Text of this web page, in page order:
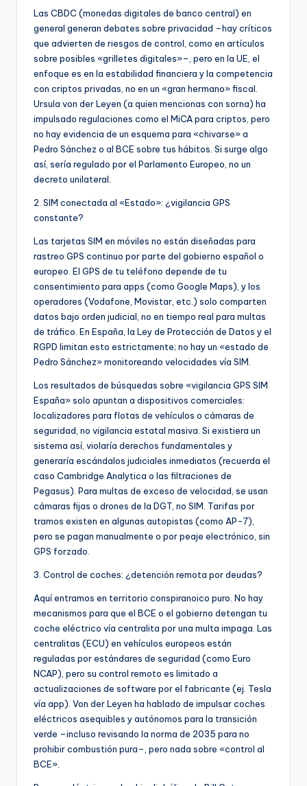
Las CBDC (monedas digitales de banco central) en
general generan debates sobre privacidad –hay críticos
que advierten de riesgos de control, como en artículos
sobre posibles «grilletes digitales»–, pero en la UE, el
enfoque es en la estabilidad financiera y la competencia
con criptos privadas, no en un «gran hermano» fiscal.
Ursula von der Leyen (a quien mencionas con sorna) ha
impulsado regulaciones como el MiCA para criptos, pero
no hay evidencia de un esquema para «chivarse» a
Pedro Sánchez o al BCE sobre tus hábitos. Si surge algo
así, sería regulado por el Parlamento Europeo, no un
decreto unilateral.
2. SIM conectada al «Estado»: ¿vigilancia GPS
constante?
Las tarjetas SIM en móviles no están diseñadas para
rastreo GPS continuo por parte del gobierno español o
europeo. El GPS de tu teléfono depende de tu
consentimiento para apps (como Google Maps), y los
operadores (Vodafone, Movistar, etc.) solo comparten
datos bajo orden judicial, no en tiempo real para multas
de tráfico. En España, la Ley de Protección de Datos y el
RGPD limitan esto estrictamente; no hay un «estado de
Pedro Sánchez» monitoreando velocidades vía SIM.
Los resultados de búsquedas sobre «vigilancia GPS SIM
España» solo apuntan a dispositivos comerciales:
localizadores para flotas de vehículos o cámaras de
seguridad, no vigilancia estatal masiva. Si existiera un
sistema así, violaría derechos fundamentales y
generaría escándalos judiciales inmediatos (recuerda el
caso Cambridge Analytica o las filtraciones de
Pegasus). Para multas de exceso de velocidad, se usan
cámaras fijas o drones de la DGT, no SIM. Tarifas por
tramos existen en algunas autopistas (como AP-7),
pero se pagan manualmente o por peaje electrónico, sin
GPS forzado.
3. Control de coches: ¿detención remota por deudas?
Aquí entramos en territorio conspiranoico puro. No hay
mecanismos para que el BCE o el gobierno detengan tu
coche eléctrico vía centralita por una multa impaga. Las
centralitas (ECU) en vehículos europeos están
reguladas por estándares de seguridad (como Euro
NCAP), pero su control remoto es limitado a
actualizaciones de software por el fabricante (ej. Tesla
vía app). Von der Leyen ha hablado de impulsar coches
eléctricos asequibles y autónomos para la transición
verde –incluso revisando la norma de 2035 para no
prohibir combustión pura–, pero nada sobre «control al
BCE».